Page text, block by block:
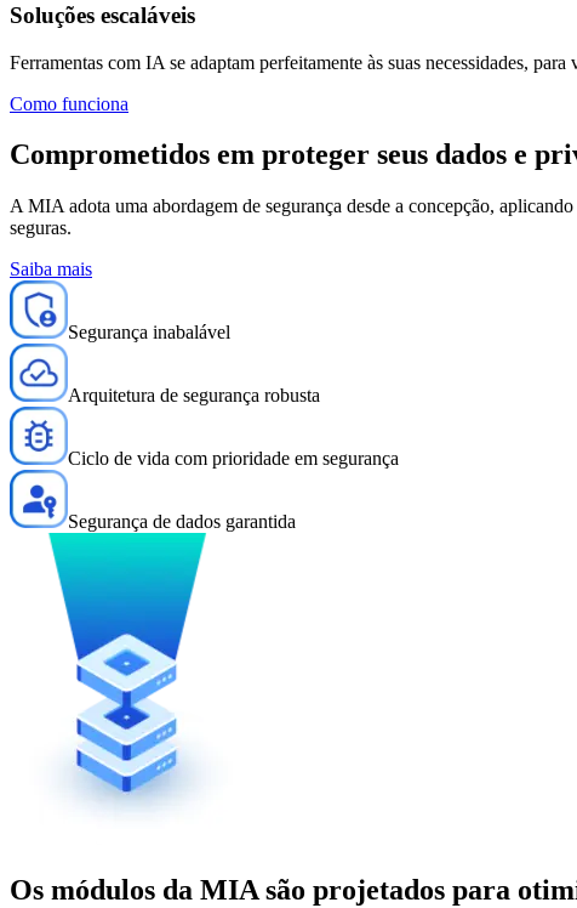
Soluções escaláveis
Ferramentas com IA se adaptam perfeitamente às suas necessidades,
Como funciona
Comprometidos em proteger seus dados e
A MIA adota uma abordagem de segurança desde a concepção,
seguras.
Saiba mais
Segurança inabalável
Arquitetura de segurança robusta
Ciclo de vida com prioridade em segurança
Segurança de dados garantida
Os módulos da MIA são projetados para